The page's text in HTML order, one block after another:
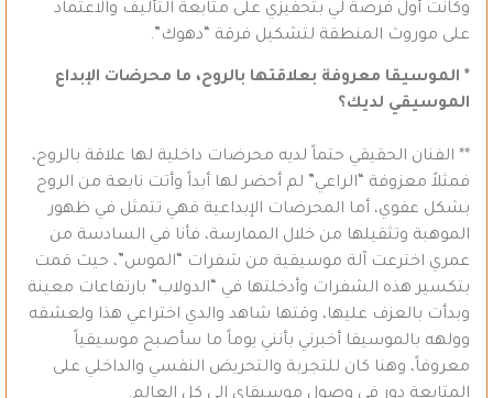
وكانت أول فرصة لي بتحفيزي على متابعة التأليف والاعتماد
على موروث المنطقة لتشكيل فرقة “دهوك”.
* الموسيقا معروفة بعلاقتها بالروح، ما محرضات الإبداع
الموسيقي لديك؟
** الفنان الحقيقي حتماً لديه محرضات داخلية لها علاقة بالروح،
فمثلاً معزوفة “الراعي” لم أحضر لها أبداً وأتت نابعة من الروح
بشكل عفوي، أما المحرضات الإبداعية فهي تتمثل في ظهور
الموهبة وتثقيلها من خلال الممارسة، فأنا في السادسة من
عمري اخترعت آلة موسيقية من شفرات “الموس”، حيث قمت
بتكسير هذه الشفرات وأدخلتها في “الدولاب” بارتفاعات معينة
وبدأت بالعزف عليها، وقتها شاهد والدي اختراعي هذا ولعشقه
وولهه بالموسيقا أخبرني بأنني يوماً ما سأصبح موسيقياً
معروفاً، وهنا كان للتجربة والتحريض النفسي والداخلي على